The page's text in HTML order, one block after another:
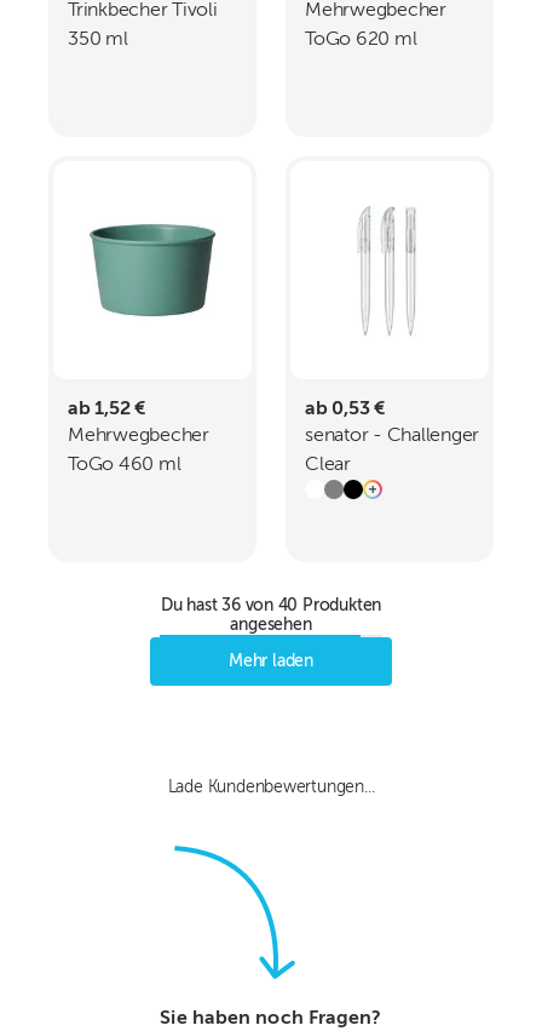
Trinkbecher Tivoli
350 ml
Mehrwegbecher
ToGo 620 ml
ab 1,52 €
Mehrwegbecher
ToGo 460 ml
ab 0,53 €
senator - Challenger
Clear
Druckkugelschreiber
Du hast36von 40 Produkten
angesehen
Mehr laden
Lade Kundenbewertungen...
Sie haben noch Fragen?